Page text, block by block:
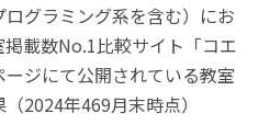
グラミング系を含む）にお
載数No.1比較サイト「コエ
ジにて公開されている教室
2024年469月末時点）